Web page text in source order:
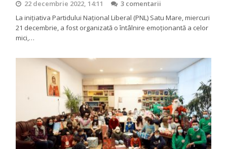
22 decembrie 2022, 14:11
3 comentarii
La inițiativa Partidului Național Liberal (PNL) Satu Mare, miercuri
21 decembrie, a fost organizată o întâlnire emoționantă a celor
mici,…